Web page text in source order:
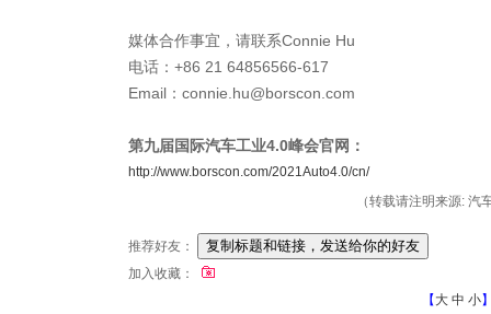
媒体合作事宜，请联系Connie Hu
电话：+86 21 64856566-617
Email：connie.hu@borscon.com
第九届国际汽车工业4.0峰会官网：
http://www.borscon.com/2021Auto4.0/cn/
（转载请注明来源:
推荐好友：
加入收藏：
【 大 中 小